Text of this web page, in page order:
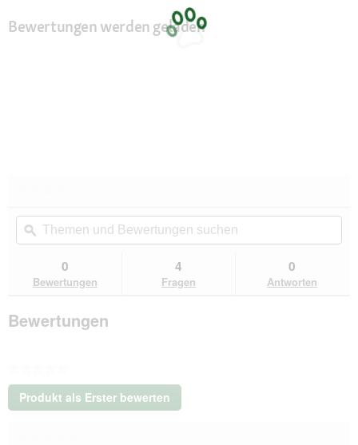
Bewertungen werden geladen
Beurteilungswert
für
Ruffwear
Trex™
Hundeschuhe
Themen
und
Bewertungen
ϙ
0
Bewertungen
4
Fragen
0
Antworten
Bewertungen
Kein
Beurteilungswert
Produkt als Erster bewerten
.